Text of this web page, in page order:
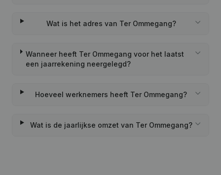
Wat is het adres van Ter Ommegang?
Wanneer heeft Ter Ommegang voor het laatst
een jaarrekening neergelegd?
Hoeveel werknemers heeft Ter Ommegang?
Wat is de jaarlijkse omzet van Ter Ommegang?